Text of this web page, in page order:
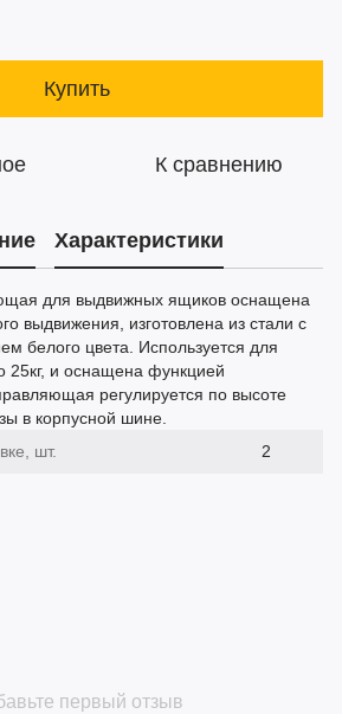
Купить
К сравнению
Характеристики
для выдвижных ящиков оснащена
выдвижения, изготовлена из стали с
белого цвета. Используется для
25кг, и оснащена функцией
регулируется по высоте
в корпусной шине.
шт.
2
первый отзыв